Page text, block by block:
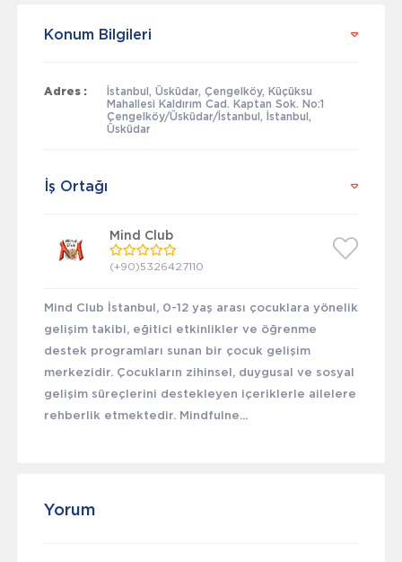
Konum Bilgileri
Adres :
İstanbul, Üsküdar, Çengelköy, Küçüksu
Mahallesi Kaldırım Cad. Kaptan Sok. No:1
Çengelköy/Üsküdar/İstanbul, İstanbul,
Üsküdar
İş Ortağı
Mind Club
(+90)5326427110
Mind Club İstanbul, 0-12 yaş arası çocuklara yönelik
gelişim takibi, eğitici etkinlikler ve öğrenme
destek programları sunan bir çocuk gelişim
merkezidir. Çocukların zihinsel, duygusal ve sosyal
gelişim süreçlerini destekleyen içeriklerle ailelere
rehberlik etmektedir. Mindfulne...
Yorum